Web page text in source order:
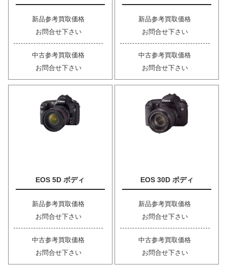
新品参考買取価格
お問合せ下さい
中古参考買取価格
お問合せ下さい
新品参考買取価格
お問合せ下さい
中古参考買取価格
お問合せ下さい
EOS 5D ボディ
新品参考買取価格
お問合せ下さい
中古参考買取価格
お問合せ下さい
EOS 30D ボディ
新品参考買取価格
お問合せ下さい
中古参考買取価格
お問合せ下さい